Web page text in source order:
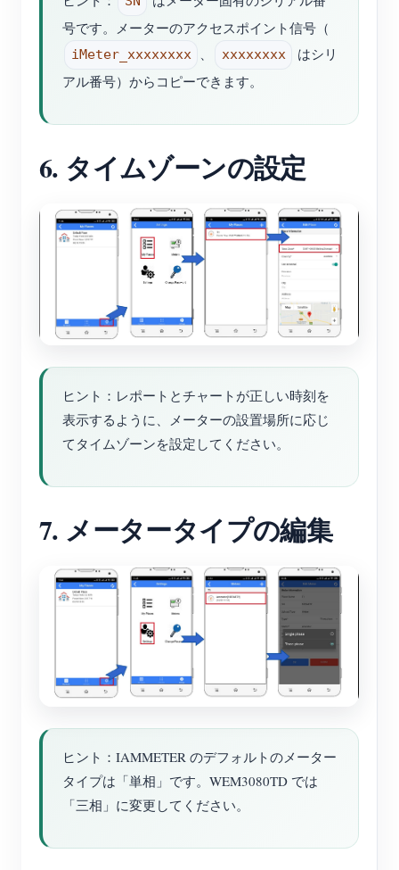
号です。メーターのアクセスポイント信号（
iMeter_xxxxxxxx xxxxxxxx
はシリ
アル番号）からコピーできます。
6. タイムゾーンの設定
ヒント：レポートとチャートが正しい時刻を
表示するように、メーターの設置場所に応じ
てタイムゾーンを設定してください。
7. メータータイプの編集
ヒント：IAMMETER のデフォルトのメーター
タイプは「単相」です。WEM3080TD では
「三相」に変更してください。